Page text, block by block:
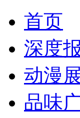
首页
深度
动漫
品味